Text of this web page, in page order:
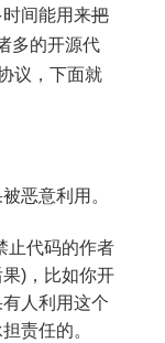
间能用来把
多的开源代
议，下面就
恶意利用。
止代码的作者
)，比如你开
人利用这个
责任的。